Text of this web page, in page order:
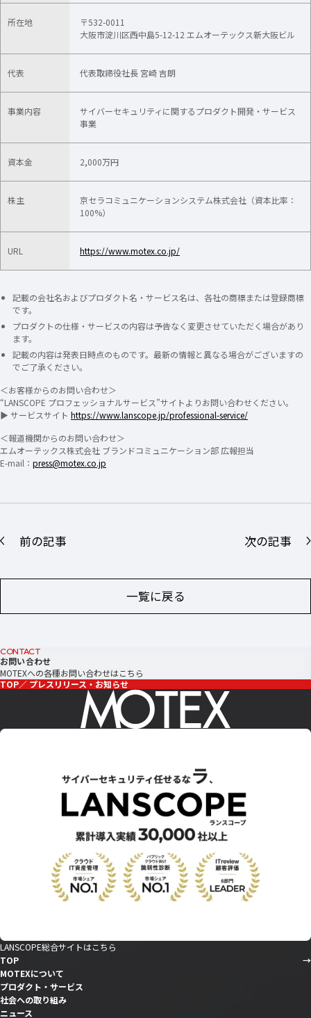
所在地
〒532-0011
大阪市淀川区西中島5-12-12 エムオーテックス新大阪ビル
代表 代表取締役社長 宮崎 吉朗
事業内容
サイバーセキュリティに関するプロダクト開発・サービス
事業
資本金 2,000万円
株主
京セラコミュニケーションシステム株式会社（資本比率：
100%）
URL https://www.motex.co.jp/
記載の会社名およびプロダクト名・サービス名は、各社の商標または登録商標
です。
プロダクトの仕様・サービスの内容は予告なく変更させていただく場合があり
ます。
記載の内容は発表日時点のものです。最新の情報と異なる場合がございますの
でご了承ください。
＜お客様からのお問い合わせ＞
“LANSCOPE プロフェッショナルサービス”サイトよりお問い合わせください。
▶ サービスサイト https://www.lanscope.jp/professional-service/
＜報道機関からのお問い合わせ＞
エムオーテックス株式会社 ブランドコミュニケーション部 広報担当
E-mail： press@motex.co.jp
前の記事
一覧に戻る
次の記事
CONTACT
お問い合わせ
MOTEXへの各種お問い合わせはこちら
TOP
プレスリリース・お知らせ
LANSCOPE総合サイトはこちら
TOP
MOTEXについて
プロダクト・サービス
社会への取り組み
ニュース